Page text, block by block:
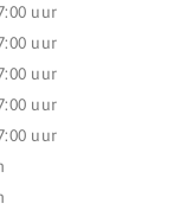
uur
uur
uur
uur
uur